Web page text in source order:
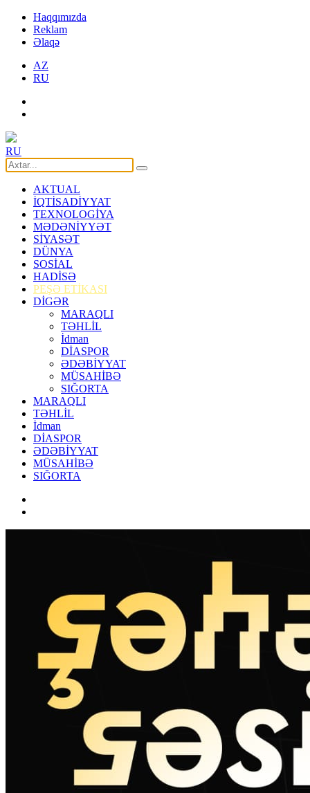
Haqqımızda
Reklam
Əlaqə
AZ
RU
RU
AKTUAL
İQTİSADİYYAT
TEXNOLOGİYA
MƏDƏNİYYƏT
SİYASƏT
DÜNYA
SOSİAL
HADİSƏ
PEŞƏ ETİKASI
DİGƏR
MARAQLI
TƏHLİL
İdman
DİASPOR
ƏDƏBİYYAT
MÜSAHİBƏ
SIĞORTA
MARAQLI
TƏHLİL
İdman
DİASPOR
ƏDƏBİYYAT
MÜSAHİBƏ
SIĞORTA